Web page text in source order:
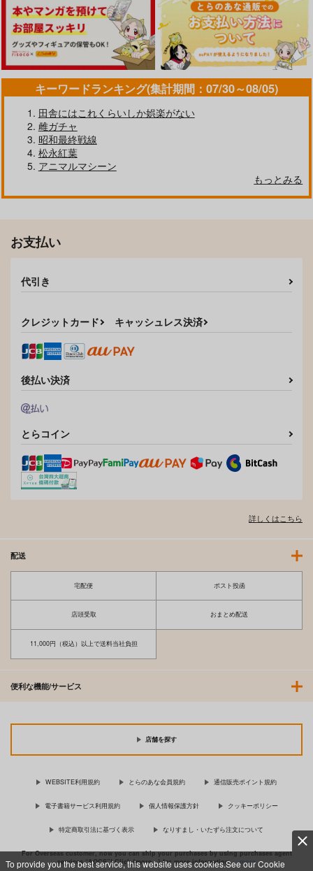
To provide you the best service, this website uses cookies.See our Cookie
キーワードランキング(集計期間：07/30～08/05)
田舎にはこれくらいしか娯楽がない
雌ガチャ
昭和最終戦線
松永紅葉
アニマルマシーン
もっとみる
お支払い
代引き
クレジットカード キャッシュレス決済
後払い決済
とらコイン
詳しくはこちら
配送
宅配便 ポスト投函
店頭受取 おまとめ配送
11,000円（税込）以上で送料当社負担
便利な機能/サービス
店舗を探す
WEBSITE利用規約 とらのあな会員規約 通信販売ポイント規約
電子書籍サービス利用規約 個人情報保護方針 クッキーポリシー
特定商取引法に基づく表示 なりすまし・いたずら注文について
For Overseas customer, now you can ship your purchases by using purchases agent
services “AOCS”! Click {more…} for more information …more